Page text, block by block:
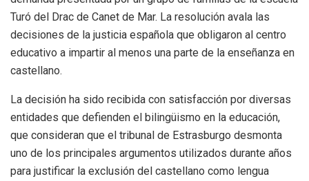
Turó del Drac de Canet de Mar. La resolución avala las
decisiones de la justicia española que obligaron al centro
educativo a impartir al menos una parte de la enseñanza en
castellano.
La decisión ha sido recibida con satisfacción por diversas
entidades que defienden el bilingüismo en la educación,
que consideran que el tribunal de Estrasburgo desmonta
uno de los principales argumentos utilizados durante años
para justificar la exclusión del castellano como lengua